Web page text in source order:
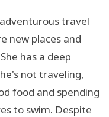
travel
new places and
has a deep
not traveling,
food and spending
to swim. Despite